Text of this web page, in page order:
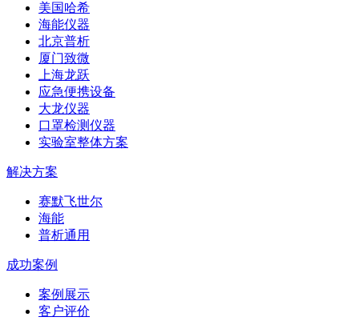
美国哈希
海能仪器
北京普析
厦门致微
上海龙跃
应急便携设备
大龙仪器
口罩检测仪器
实验室整体方案
解决方案
赛默飞世尔
海能
普析通用
成功案例
案例展示
客户评价